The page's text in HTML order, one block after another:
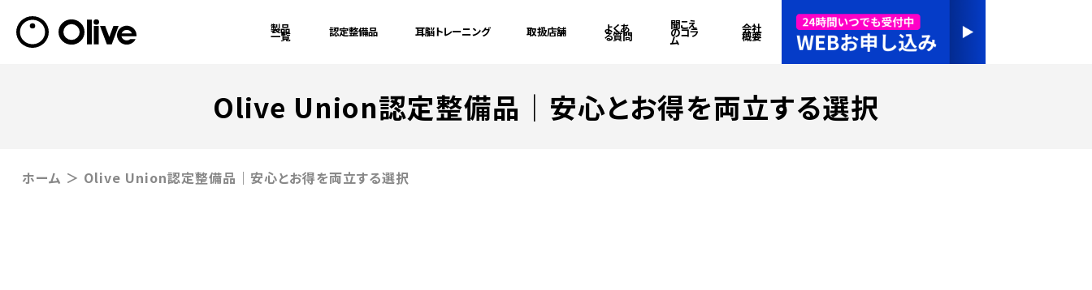
製品
一覧 認定整備品 耳脳トレーニング 取扱店舗 よくあ
る質問
聞こえ
のコラ
ム
会社
概要
Olive Union認定整備品 ｜安心とお得を両立する選択
ホーム ＞ Olive Union認定整備品｜安心とお得を両立する選択